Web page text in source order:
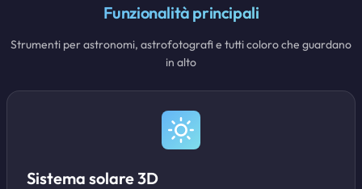
Funzionalità principali
Strumenti per astronomi, astrofotografi e tutti coloro che guardano
in alto
Sistema solare 3D